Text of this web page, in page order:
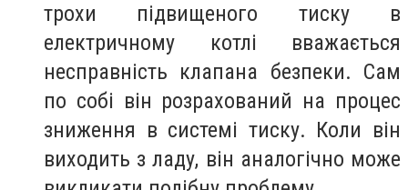
трохи підвищеного тиску в
електричному котлі вважається
несправність клапана безпеки. Сам
по собі він розрахований на процес
зниження в системі тиску. Коли він
виходить з ладу, він аналогічно може